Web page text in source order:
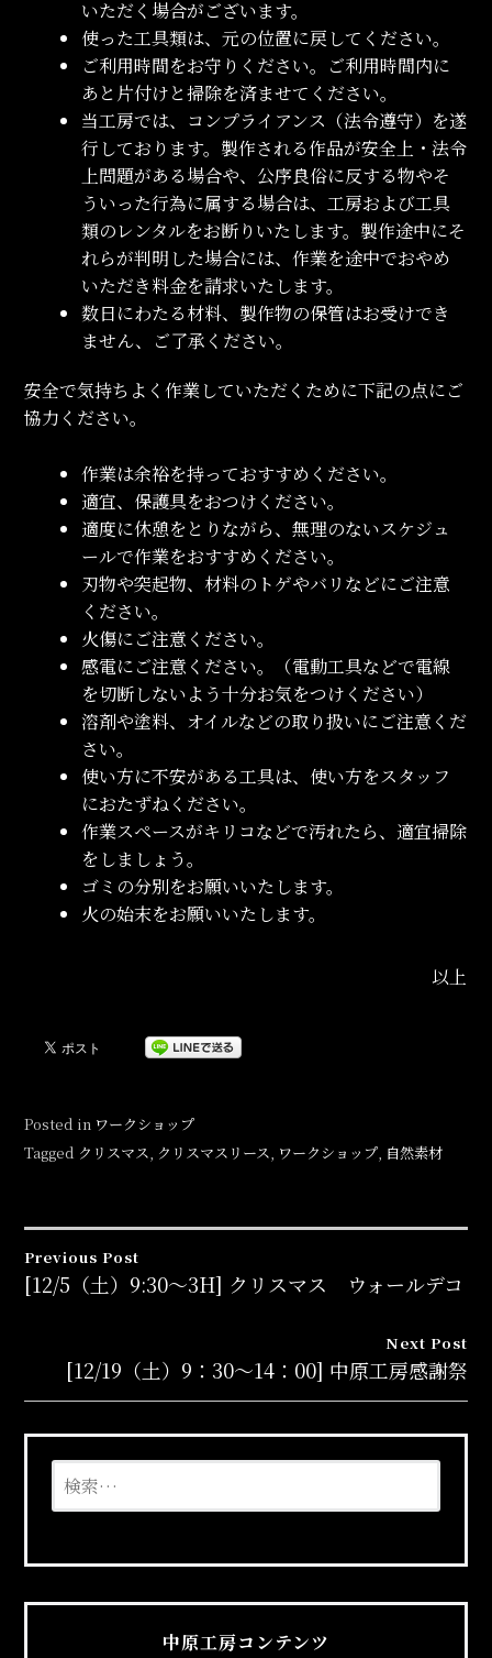
いただく場合がございます。
使った工具類は、元の位置に戻してください。
ご利用時間をお守りください。ご利用時間内に
あと片付けと掃除を済ませてください。
当工房では、コンプライアンス（法令遵守）を遂
行しております。製作される作品が安全上・法令
上問題がある場合や、公序良俗に反する物やそ
ういった行為に属する場合は、工房および工具
類のレンタルをお断りいたします。製作途中にそ
れらが判明した場合には、作業を途中でおやめ
いただき料金を請求いたします。
数日にわたる材料、製作物の保管はお受けでき
ません、ご了承ください。
安全で気持ちよく作業していただくために下記の点にご
協力ください。
作業は余裕を持っておすすめください。
適宜、保護具をおつけください。
適度に休憩をとりながら、無理のないスケジュ
ールで作業をおすすめください。
刃物や突起物、材料のトゲやバリなどにご注意
ください。
火傷にご注意ください。
感電にご注意ください。（電動工具などで電線
を切断しないよう十分お気をつけください）
溶剤や塗料、オイルなどの取り扱いにご注意くだ
さい。
使い方に不安がある工具は、使い方をスタッフ
におたずねください。
作業スペースがキリコなどで汚れたら、適宜掃除
をしましょう。
ゴミの分別をお願いいたします。
火の始末をお願いいたします。
以上
Posted in ワークショップ
Tagged クリスマス, クリスマスリース, ワークショップ, 自然素材
投
ビ
シ
Previous Post
[12/5（土）9:30～3H] クリスマス ウォールデコ
Next Post
[12/19（土）9：30～14：00] 中原工房感謝祭
索:
中原工房コンテンツ